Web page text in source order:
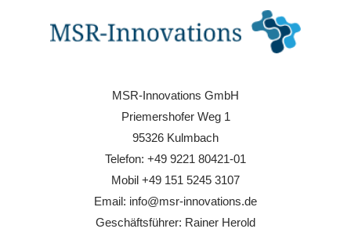
MSR-Innovations GmbH
Priemershofer Weg 1
95326 Kulmbach
Telefon: +49 9221 80421-01
Mobil +49 151 5245 3107
Email: info@msr-innovations.de
Geschäftsführer: Rainer Herold